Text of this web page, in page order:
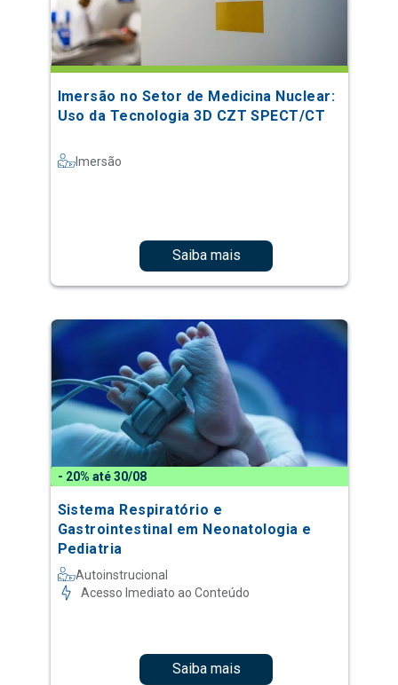
Imersão no Setor de Medicina Nuclear:
Uso da Tecnologia 3D CZT SPECT/CT
Imersão
Saiba mais
- 20% até 30/08
Sistema Respiratório e
Gastrointestinal em Neonatologia e
Pediatria
Autoinstrucional
Acesso Imediato ao Conteúdo
Saiba mais